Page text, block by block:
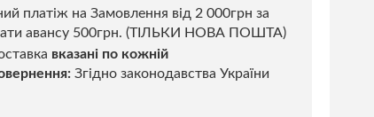
платіж на Замовлення від 2 000грн за
авансу 500грн. (ТІЛЬКИ НОВА ПОШТА)
вказані по кожній
Згідно законодавства України